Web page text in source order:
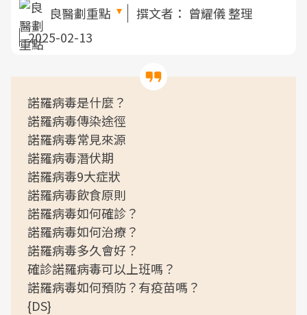
良醫劃重點 撰文者： 曾耀儀 整理
2025-02-13
諾羅病毒是什麼？
諾羅病毒傳染途徑
諾羅病毒常見來源
諾羅病毒潛伏期
諾羅病毒9大症狀
諾羅病毒飲食原則
諾羅病毒如何確診？
諾羅病毒如何治療？
諾羅病毒多久會好？
確診諾羅病毒可以上班嗎？
諾羅病毒如何預防？有疫苗嗎？
{DS}